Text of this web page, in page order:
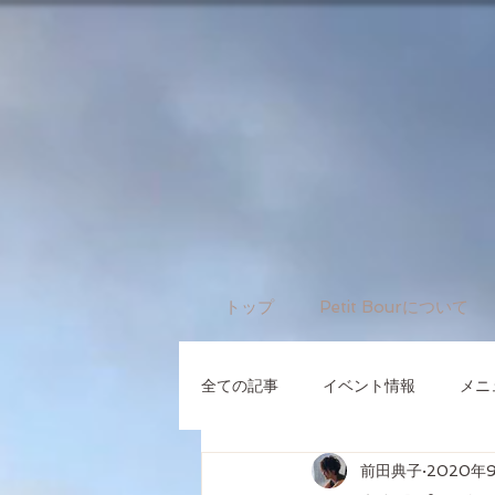
トップ Petit Bourについて
全ての記事 イベント情報 メ
前田典子 2020年